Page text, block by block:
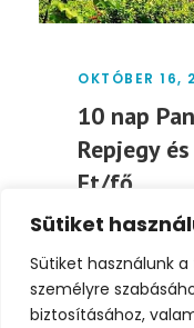
Sütiket
Sütiket használunk
személyre
biztosításához,
OKTÓBER 16,
10 nap
Repjegy
Ft/fő
Panama egy
Amerikában,
Csendes-